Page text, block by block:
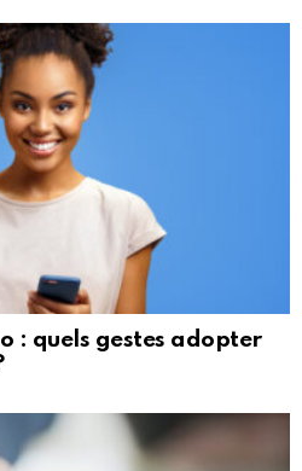
: quels gestes adopter